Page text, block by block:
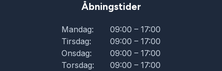
Åbningstider
Mandag:
09:00 – 17:00
Tirsdag:
09:00 – 17:00
Onsdag:
09:00 – 17:00
Torsdag:
09:00 – 17:00